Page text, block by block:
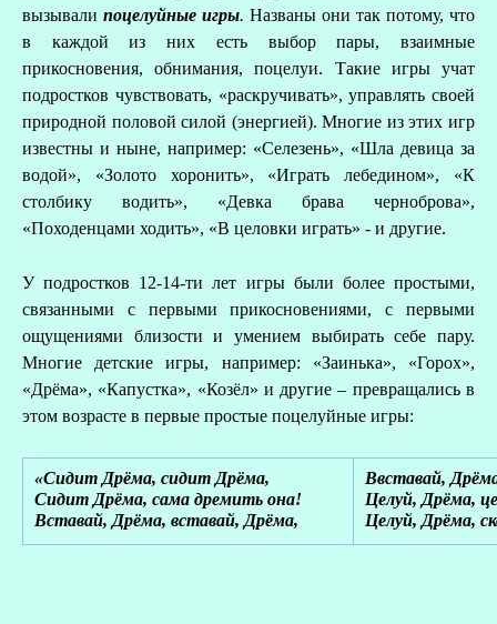
вызывали поцелуйные игры. Названы они так потому, что
в каждой из них есть выбор пары, взаимные
прикосновения, обнимания, поцелуи. Такие игры учат
подростков чувствовать, «раскручивать», управлять своей
природной половой силой (энергией). Многие из этих игр
известны и ныне, например: «Селезень», «Шла девица за
водой», «Золото хоронить», «Играть лебедином», «К
столбику водить», «Девка брава черноброва»,
«Походенцами ходить», «В целовки играть» - и другие.
У подростков 12-14-ти лет игры были более простыми,
связанными с первыми прикосновениями, с первыми
ощущениями близости и умением выбирать себе пару.
Многие детские игры, например: «Заинька», «Горох»,
«Дрёма», «Капустка», «Козёл» и другие – превращались в
этом возрасте в первые простые поцелуйные игры:
«Сидит Дрёма, сидит Дрёма,
Сидит Дрёма, сама дремить она!
Вставай, Дрёма, вставай, Дрёма,
Ввставай,
Целуй, Дрёма,
Целуй, Дрёма,